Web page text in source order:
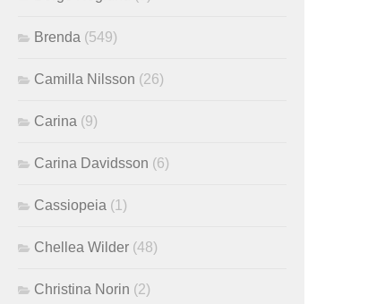
Brenda (549)
Camilla Nilsson (26)
Carina (9)
Carina Davidsson (6)
Cassiopeia (1)
Chellea Wilder (48)
Christina Norin (2)